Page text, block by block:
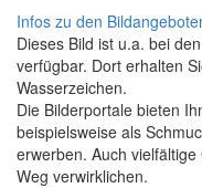
Infos zu den
Dieses Bild ist u.a. bei
verfügbar. Dort erhalten
Wasserzeichen.
Die Bilderportale bieten
beispielsweise als
erwerben. Auch
Weg verwirklichen.